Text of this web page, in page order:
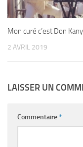
Mon curé c’est Don
2 AVRIL 2019
LAISSER UN
Commentaire*